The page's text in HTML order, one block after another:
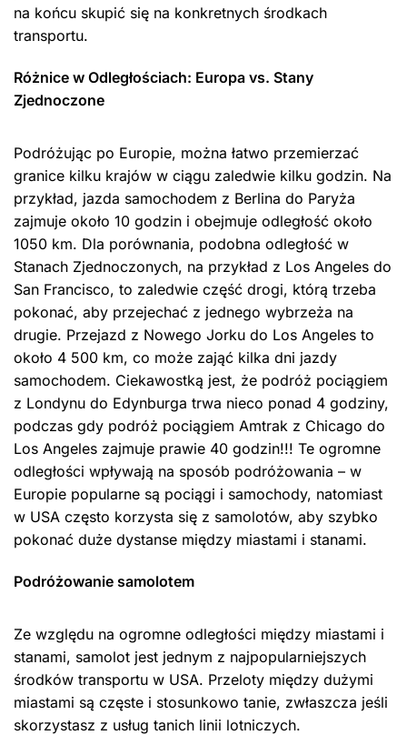
na końcu skupić się na konkretnych środkach
transportu.
Różnice w Odległościach: Europa vs. Stany
Zjednoczone
Podróżując po Europie, można łatwo przemierzać
granice kilku krajów w ciągu zaledwie kilku godzin. Na
przykład, jazda samochodem z Berlina do Paryża
zajmuje około 10 godzin i obejmuje odległość około
1050 km. Dla porównania, podobna odległość w
Stanach Zjednoczonych, na przykład z Los Angeles do
San Francisco, to zaledwie część drogi, którą trzeba
pokonać, aby przejechać z jednego wybrzeża na
drugie. Przejazd z Nowego Jorku do Los Angeles to
około 4 500 km, co może zająć kilka dni jazdy
samochodem. Ciekawostką jest, że podróż pociągiem
z Londynu do Edynburga trwa nieco ponad 4 godziny,
podczas gdy podróż pociągiem Amtrak z Chicago do
Los Angeles zajmuje prawie 40 godzin!!! Te ogromne
odległości wpływają na sposób podróżowania – w
Europie popularne są pociągi i samochody, natomiast
w USA często korzysta się z samolotów, aby szybko
pokonać duże dystanse między miastami i stanami.
Podróżowanie samolotem
Ze względu na ogromne odległości między miastami i
stanami, samolot jest jednym z najpopularniejszych
środków transportu w USA. Przeloty między dużymi
miastami są częste i stosunkowo tanie, zwłaszcza jeśli
skorzystasz z usług tanich linii lotniczych.